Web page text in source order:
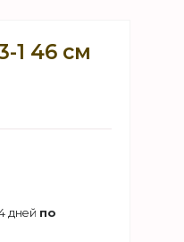
1 46 см
дней по